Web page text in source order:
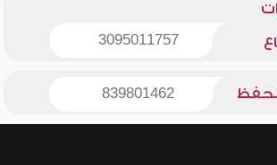
3095011757
839801462